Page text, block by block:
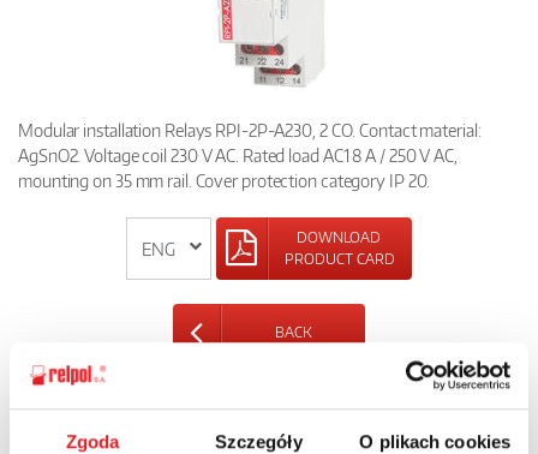
Zgoda Szczegóły O plikach cookies
Modular installation Relays RPI-2P-A230, 2 CO. Contact material:
AgSnO2. Voltage coil 230 V AC. Rated load AC1 8 A / 250 V AC,
mounting on 35 mm rail. Cover protection category IP 20.
DOWNLOAD
PRODUCT CARD
BACK